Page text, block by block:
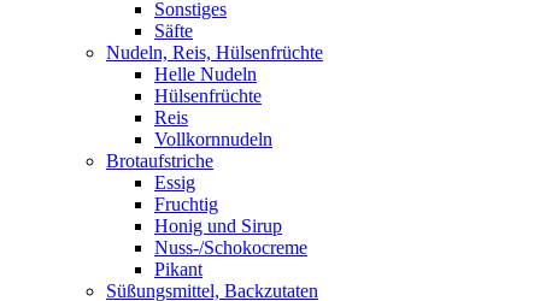
Sonstiges
Säfte
Nudeln, Reis, Hülsenfrüchte
Helle Nudeln
Hülsenfrüchte
Reis
Vollkornnudeln
Brotaufstriche
Essig
Fruchtig
Honig und Sirup
Nuss-/Schokocreme
Pikant
Süßungsmittel, Backzutaten